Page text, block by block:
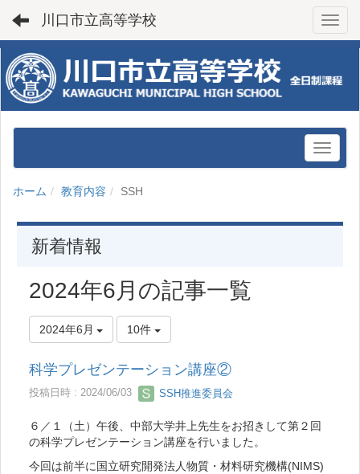
川口市立高等学校
ホーム 教育内容 SSH
新着情報
2024年6月の記事一覧
2024年6月 10件
科学プレゼンテーション講座②
投稿日時 : 2024/06/03 SSH推進委員会
６／１（土）午後、中部大学井上先生をお招きして第２回
の科学プレゼンテーション講座を行いました。
今回は前半に国立研究開発法人物質・材料研究機構(NIMS)